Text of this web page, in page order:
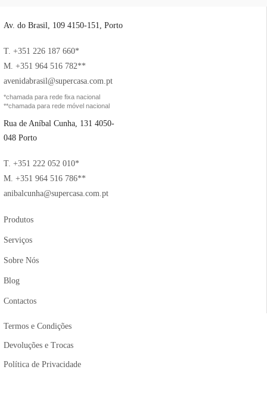
Av. do Brasil, 109 4150-151, Porto
T. +351 226 187 660*
M. +351 964 516 782**
avenidabrasil@supercasa.com.pt
*chamada para rede fixa nacional
**chamada para rede móvel nacional
Rua de Aníbal Cunha, 131 4050-
048 Porto
T. +351 222 052 010*
M. +351 964 516 786**
anibalcunha@supercasa.com.pt
Produtos
Serviços
Sobre Nós
Blog
Contactos
Termos e Condições
Devoluções e Trocas
Política de Privacidade